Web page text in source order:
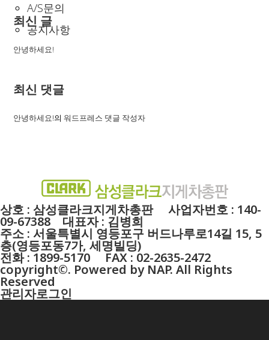
A/S문의
공지사항
최신 글
안녕하세요!
최신 댓글
안녕하세요!의워드프레스 댓글 작성자
상호 : 삼성클라크지게차총판 사업자번호 : 140-
09-67388 대표자 : 김병희
주소 : 서울특별시 영등포구 버드나루로14길 15, 5
층(영등포동7가, 세명빌딩)
전화 : 1899-5170 FAX : 02-2635-2472
copyright©. Powered by NAP. All Rights
Reserved
관리자로그인